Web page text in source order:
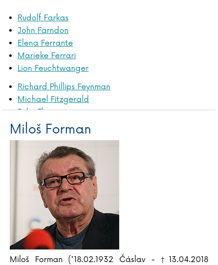
Rudolf Farkas
John Farndon
Elena Ferrante
Marieke Ferrari
Lion Feuchtwanger
Richard Phillips Feynman
Michael Fitzgerald
John Flanagan
Gustave Flaubert
Miloš Forman
Ladislav Frej
Sebestian Frenzel
Vasil Fridrich
Ivana Führmann Vízdalová
Ladislav Fuks
Vladimír Fuksa
Miloš Forman
Miloš Forman (*18.02.1932 Čáslav - †13.04.2018